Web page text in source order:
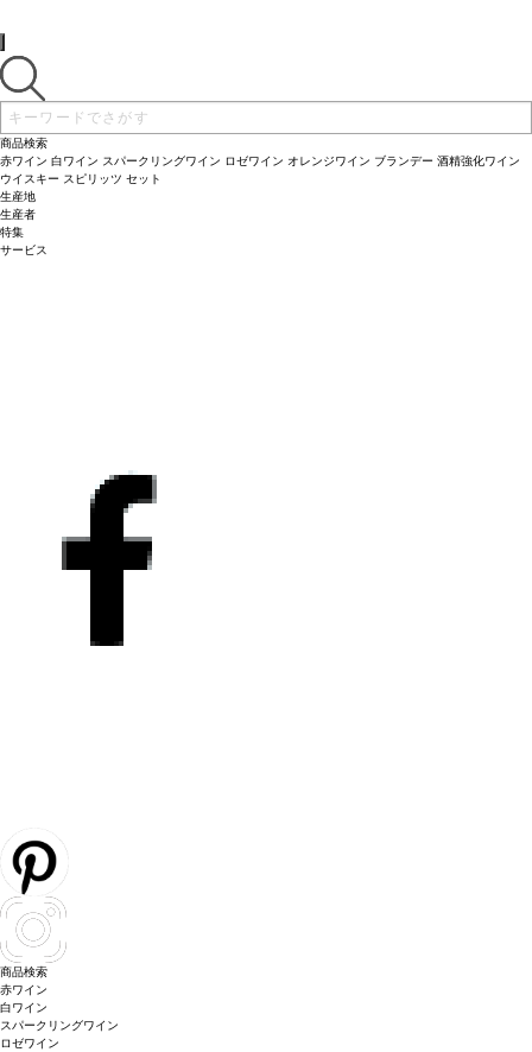
は自動的に次のヴィンテージに変更されます、ご了承ください。
商品検索
赤ワイン 白ワイン スパークリングワイン ロゼワイン オレンジワイン ブランデー 酒精強化ワイン
ウイスキー スピリッツ セット
生産地
生産者
特集
サービス
商品検索
赤ワイン
白ワイン
スパークリングワイン
ロゼワイン